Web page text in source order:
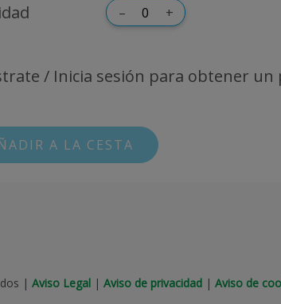
– +
/ Inicia sesión para obtener un
A LA CESTA
| Aviso Legal | Aviso de privacidad | Aviso de